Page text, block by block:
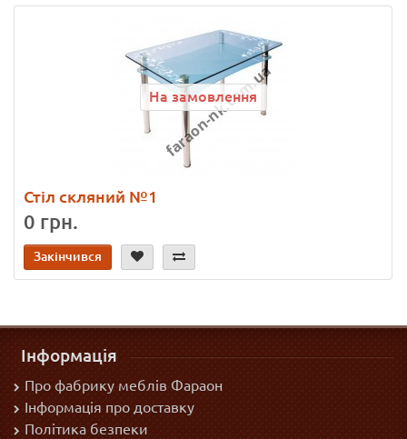
На замовлення
Стіл скляний №1
0 грн.
Закінчився
Інформація
Про фабрику меблів Фараон
Інформація про доставку
Політика безпеки